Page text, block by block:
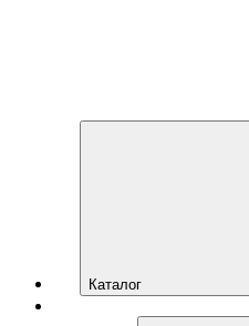
Каталог